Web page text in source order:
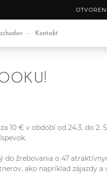
Kontakt
10 € v období od 24.3. do 2.
žrebovania o 47
ako napríklad zájazdy